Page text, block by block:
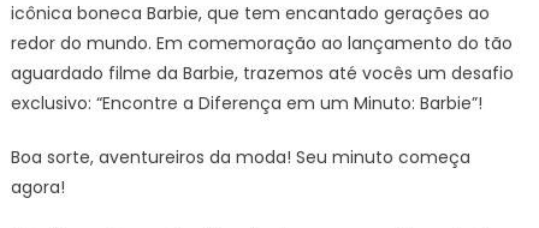
icônica boneca Barbie, que tem encantado gerações ao
redor do mundo. Em comemoração ao lançamento do tão
aguardado filme da Barbie, trazemos até vocês um desafio
exclusivo: “Encontre a Diferença em um Minuto: Barbie”!
Boa sorte, aventureiros da moda! Seu minuto começa
agora!